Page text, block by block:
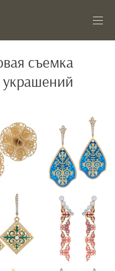
съемка